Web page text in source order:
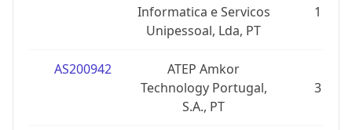
Informatica e Servicos
Unipessoal, Lda, PT
1
AS200942
ATEP Amkor
Technology Portugal,
S.A., PT
3